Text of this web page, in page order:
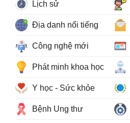
Lịch sử
Địa danh nổi tiếng
Công nghệ mới
Phát minh khoa học
Y học - Sức khỏe
Bệnh Ung thư